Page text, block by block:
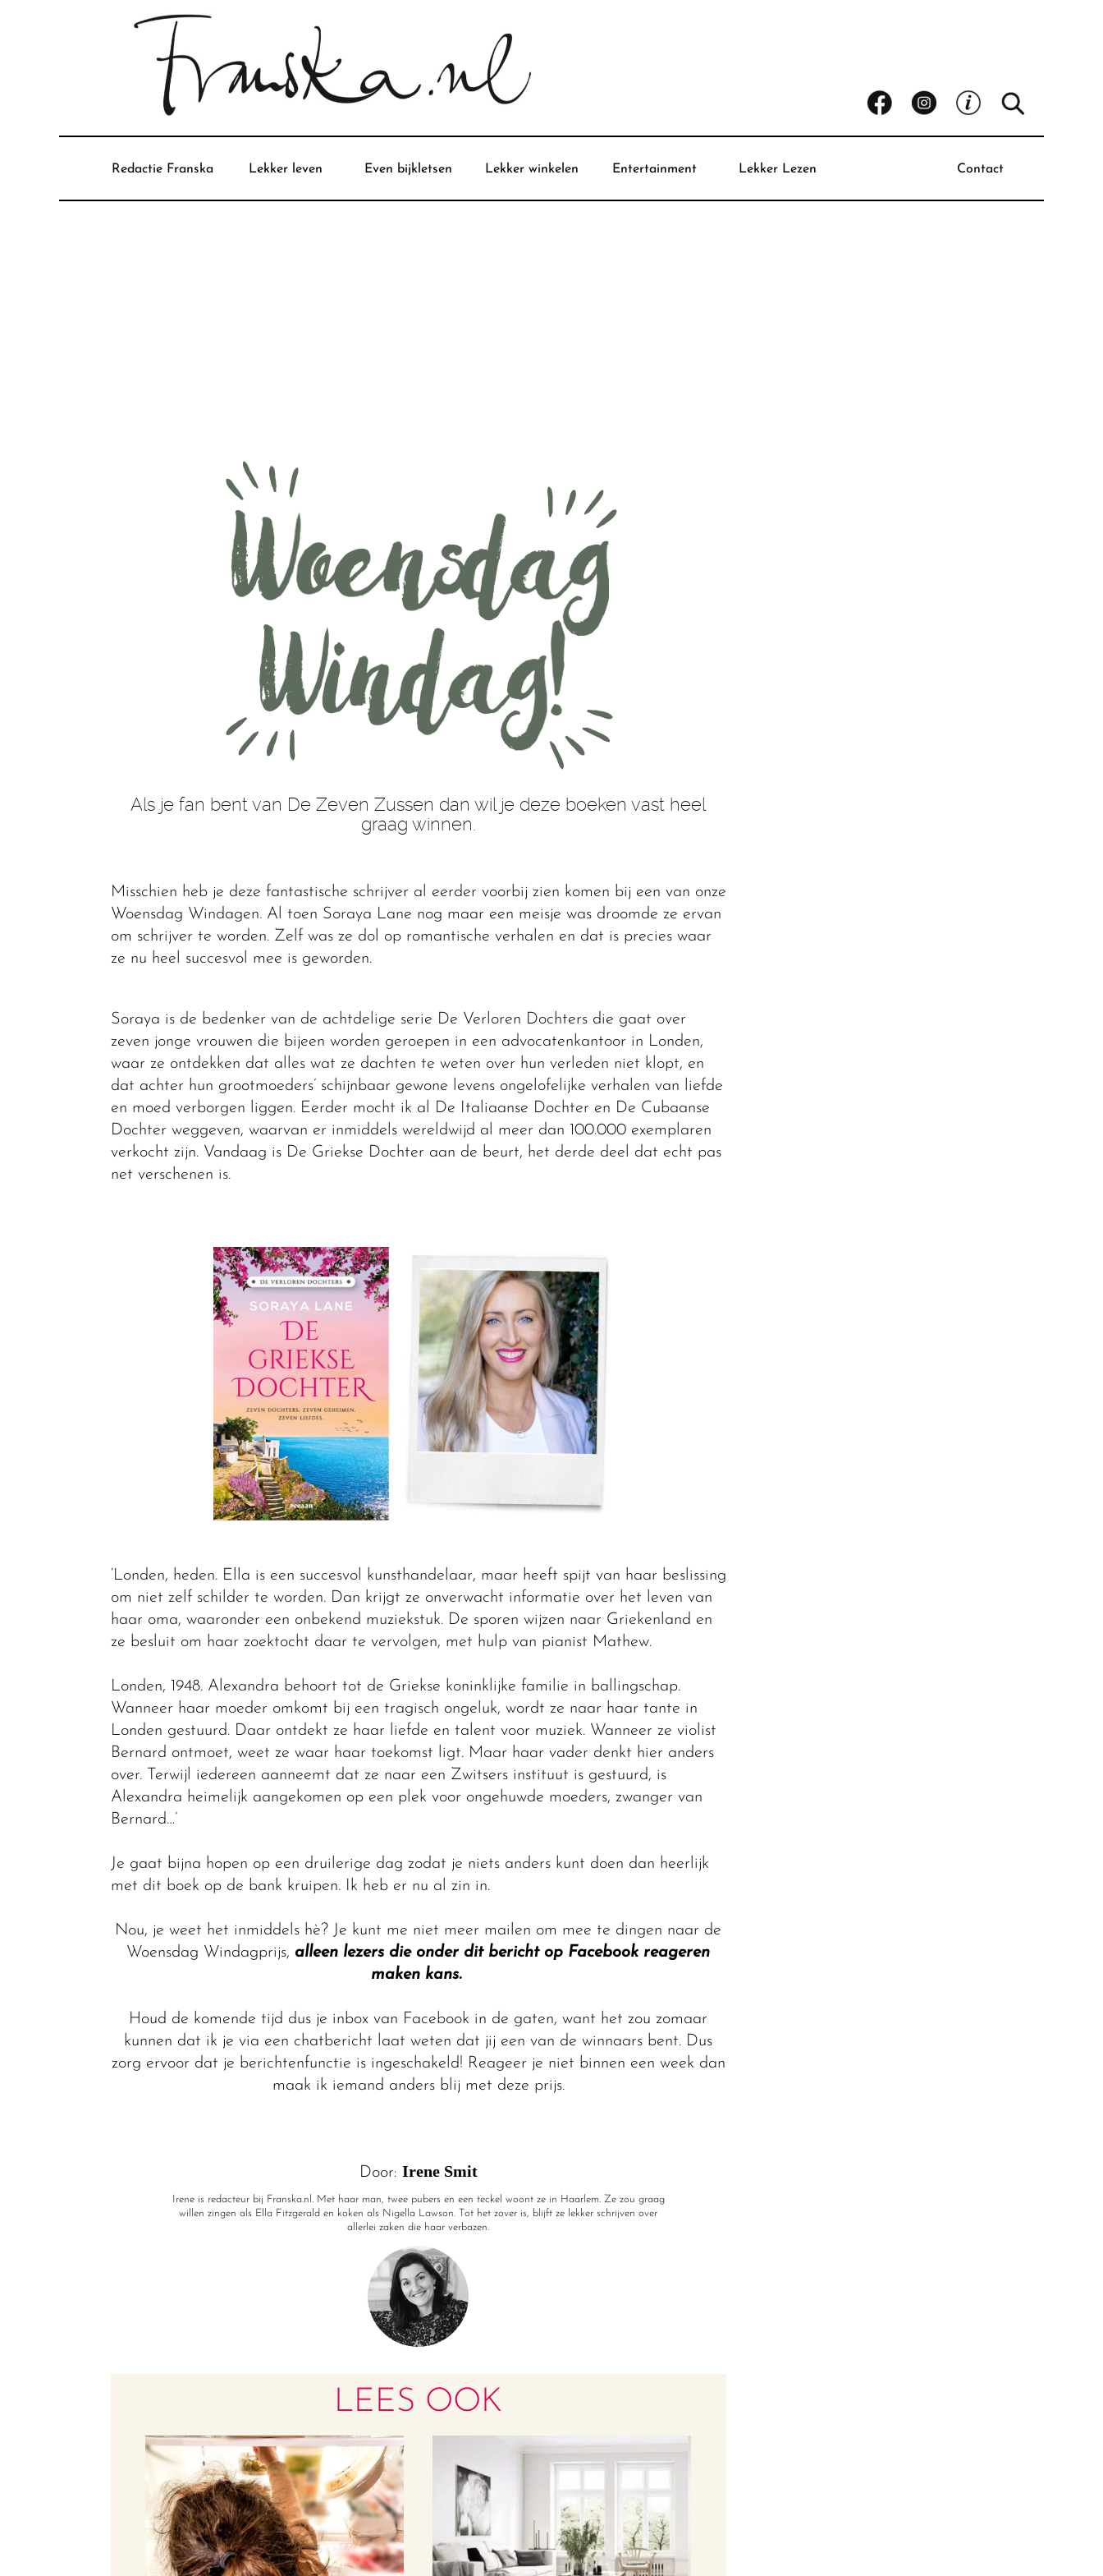
Redactie Franska Lekker leven Even bijkletsen Lekker winkelen Entertainment Lekker Lezen Contact
Als je fan bent van De Zeven Zussen dan wil je deze boeken vast heel
graag winnen.
Misschien heb je deze fantastische schrijver al eerder voorbij zien komen bij een van onze
Woensdag Windagen. Al toen Soraya Lane nog maar een meisje was droomde ze ervan
om schrijver te worden. Zelf was ze dol op romantische verhalen en dat is precies waar
ze nu heel succesvol mee is geworden.
Soraya is de bedenker van de achtdelige serie De Verloren Dochters die gaat over
zeven jonge vrouwen die bijeen worden geroepen in een advocatenkantoor in Londen,
waar ze ontdekken dat alles wat ze dachten te weten over hun verleden niet klopt, en
dat achter hun grootmoeders’ schijnbaar gewone levens ongelofelijke verhalen van liefde
en moed verborgen liggen. Eerder mocht ik al De Italiaanse Dochter en De Cubaanse
Dochter weggeven, waarvan er inmiddels wereldwijd al meer dan 100.000 exemplaren
verkocht zijn. Vandaag is De Griekse Dochter aan de beurt, het derde deel dat echt pas
net verschenen is.
‘Londen, heden. Ella is een succesvol kunsthandelaar, maar heeft spijt van haar beslissing
om niet zelf schilder te worden. Dan krijgt ze onverwacht informatie over het leven van
haar oma, waaronder een onbekend muziekstuk. De sporen wijzen naar Griekenland en
ze besluit om haar zoektocht daar te vervolgen, met hulp van pianist Mathew.
Londen, 1948. Alexandra behoort tot de Griekse koninklijke familie in ballingschap.
Wanneer haar moeder omkomt bij een tragisch ongeluk, wordt ze naar haar tante in
Londen gestuurd. Daar ontdekt ze haar liefde en talent voor muziek. Wanneer ze violist
Bernard ontmoet, weet ze waar haar toekomst ligt. Maar haar vader denkt hier anders
over. Terwijl iedereen aanneemt dat ze naar een Zwitsers instituut is gestuurd, is
Alexandra heimelijk aangekomen op een plek voor ongehuwde moeders, zwanger van
Bernard…’
Je gaat bijna hopen op een druilerige dag zodat je niets anders kunt doen dan heerlijk
met dit boek op de bank kruipen. Ik heb er nu al zin in.
Nou, je weet het inmiddels hè? Je kunt me niet meer mailen om mee te dingen naar de
Woensdag Windagprijs, alleen lezers die onder dit bericht op Facebook reageren
maken kans.
Houd de komende tijd dus je inbox van Facebook in de gaten, want het zou zomaar
kunnen dat ik je via een chatbericht laat weten dat jij een van de winnaars bent. Dus
zorg ervoor dat je berichtenfunctie is ingeschakeld! Reageer je niet binnen een week dan
maak ik iemand anders blij met deze prijs.
Door: Irene Smit
Irene is redacteur bij Franska.nl. Met haar man, twee pubers en een teckel woont ze in Haarlem. Ze zou graag
willen zingen als Ella Fitzgerald en koken als Nigella Lawson. Tot het zover is, blijft ze lekker schrijven over
allerlei zaken die haar verbazen.
LEES OOK